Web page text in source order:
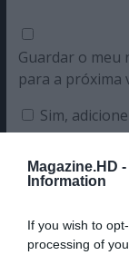
Magazine.HD -
Information
If you wish to
processing of
Guardar o meu
para a próxima
Sim,